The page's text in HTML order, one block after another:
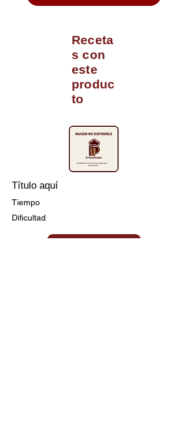
Receta
s con
este
produc
to
Título aquí
Tiempo
Dificultad